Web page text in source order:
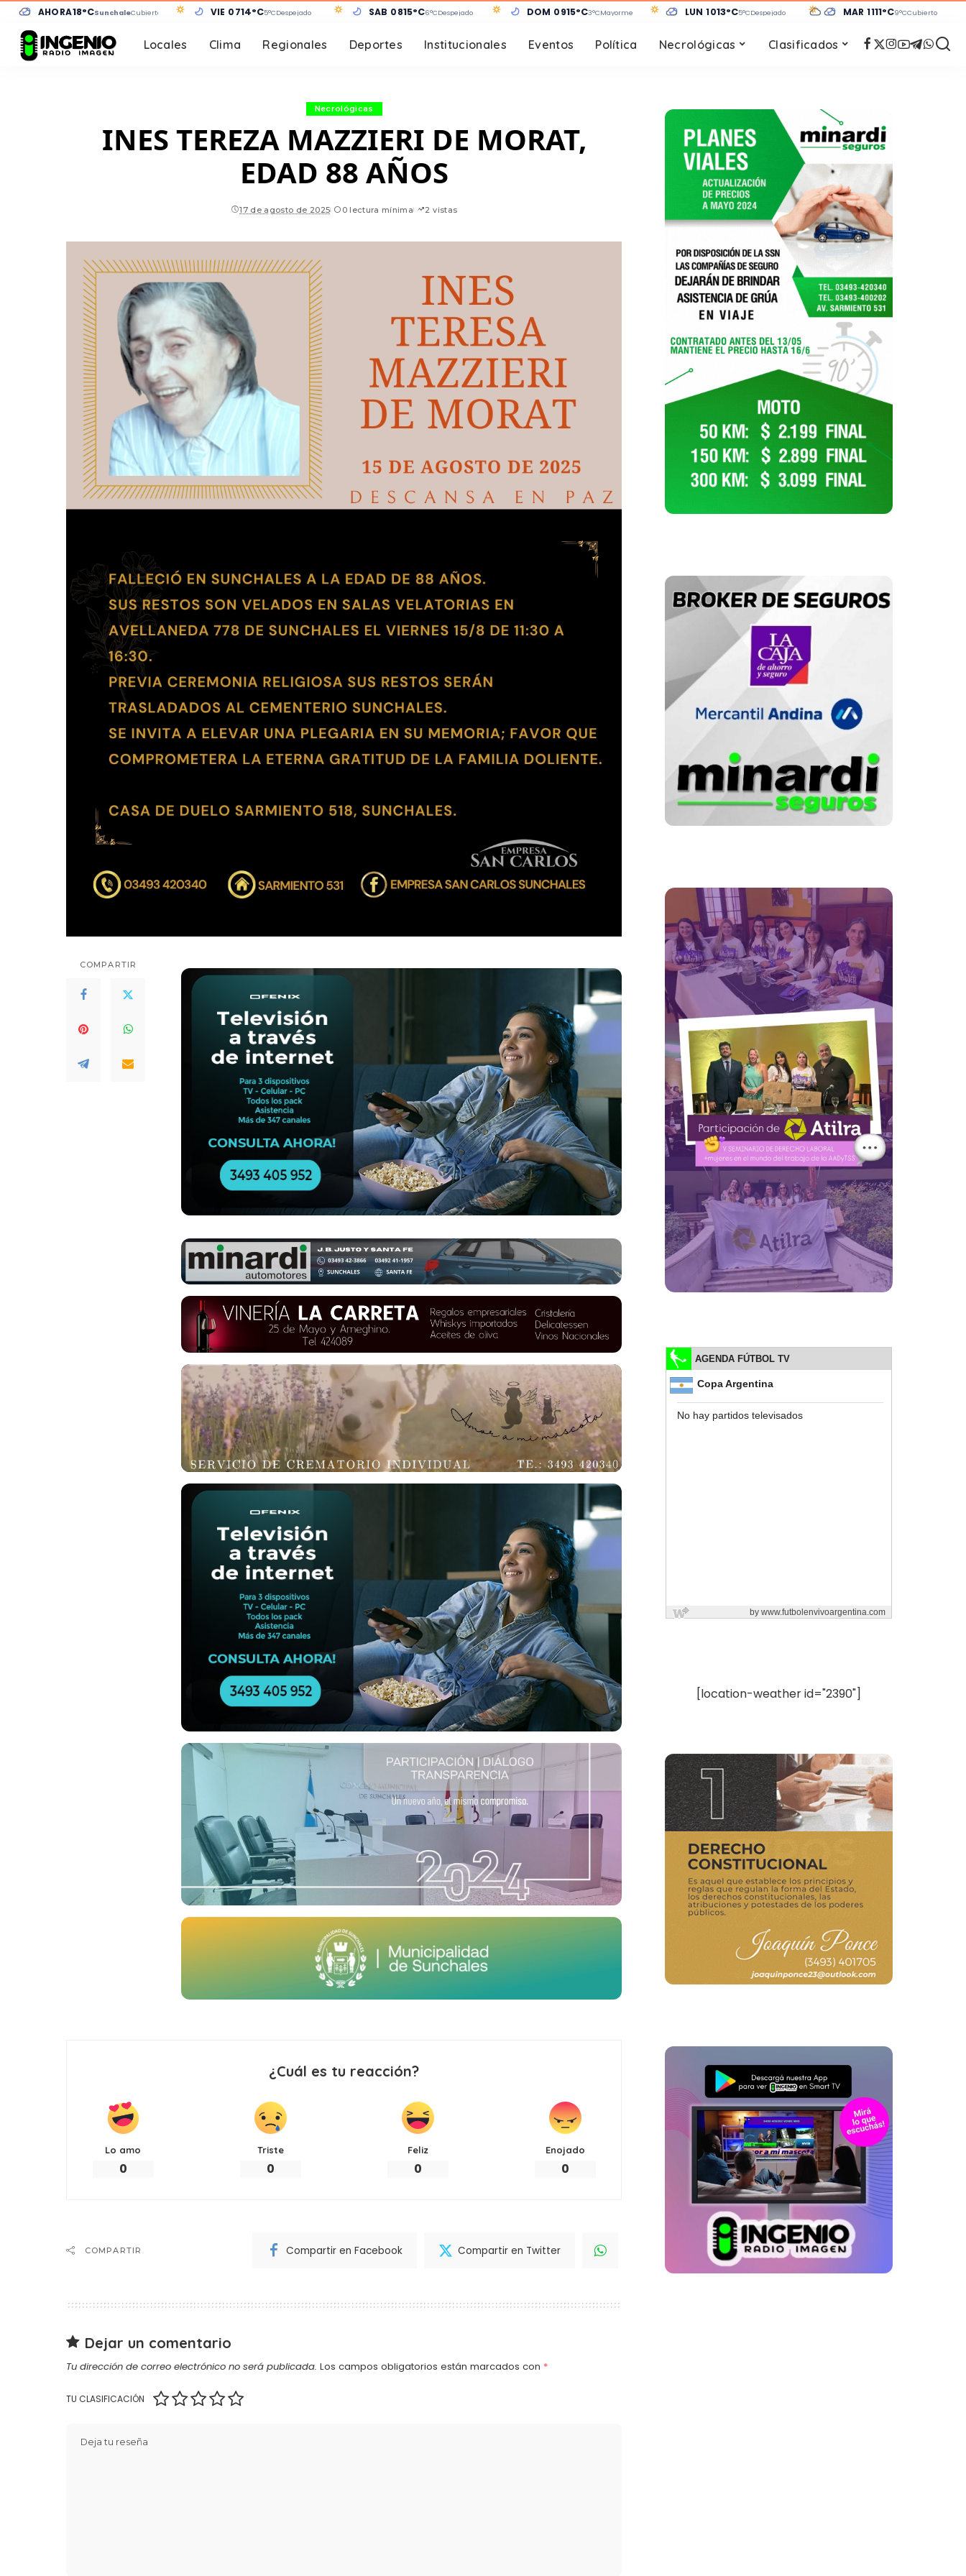
AHORA18°CSunchalesCubierto VIE 0714°C5°CDespejado SÁB 0815°C6°CDespejado DOM 0915°C3°CMayormente despejado LUN 1013°C5°CDespejado MAR 1111°C9°CCubierto
Locales Clima Regionales Deportes Institucionales Eventos Política Necrológicas Clasificados
Necrológicas
INES TEREZA MAZZIERI DE MORAT,
EDAD 88 AÑOS
17 de agosto de 2025 0 lectura mínima 2 vistas
COMPARTIR
¿Cuál es tu reacción?
Lo amo
0
Triste
0
Feliz
0
Enojado
0
COMPARTIR Compartir en Facebook Compartir en Twitter
Dejar un comentario
Tu dirección de correo electrónico no será publicada. Los campos obligatorios están marcados con *
TU CLASIFICACIÓN
[location-weather id="2390"]